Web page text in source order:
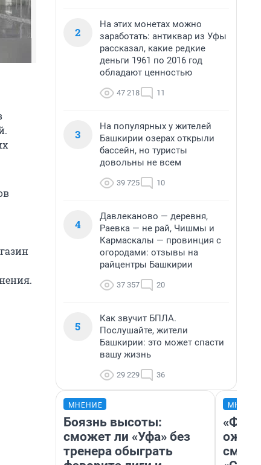
2
На этих монетах можно
заработать: антиквар из Уфы
рассказал, какие редкие
деньги 1961 по 2016 год
обладают ценностью
47 218 11
3
На популярных у жителей
Башкирии озерах открыли
бассейн, но туристы
довольны не всем
39 725 10
4
Давлеканово — деревня,
Раевка — не рай, Чишмы и
Кармаскалы — провинция с
огородами: отзывы на
райцентры Башкирии
37 357 20
5
Как звучит БПЛА.
Послушайте, жители
Башкирии: это может спасти
вашу жизнь
29 229 36
МНЕНИЕ
Боязнь высоты:
сможет ли «Уфа» без
тренера обыграть